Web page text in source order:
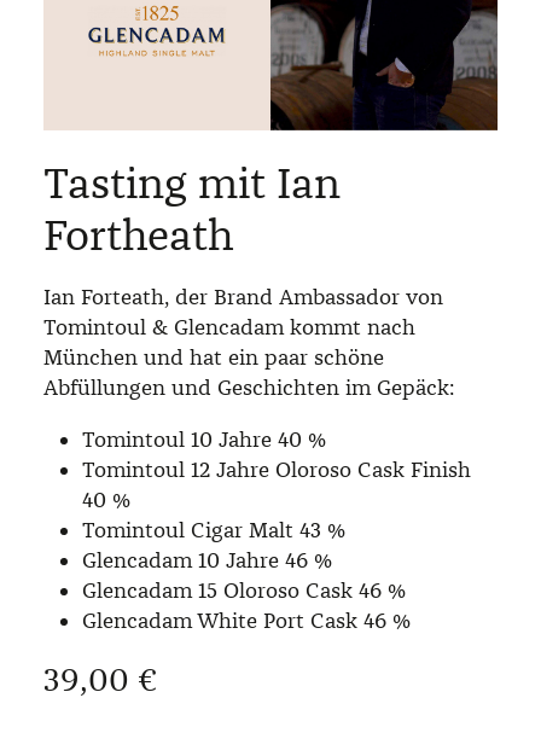
Tasting mit Ian
Fortheath
Ian Forteath, der Brand Ambassador von
Tomintoul & Glencadam kommt nach
München und hat ein paar schöne
Abfüllungen und Geschichten im Gepäck:
Tomintoul 10 Jahre 40 %
Tomintoul 12 Jahre Oloroso Cask Finish
40 %
Tomintoul Cigar Malt 43 %
Glencadam 10 Jahre 46 %
Glencadam 15 Oloroso Cask 46 %
Glencadam White Port Cask 46 %
Regulärer Preis:
39,00 €